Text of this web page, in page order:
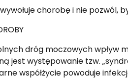
chorobę i nie pozwól,
dróg moczowych wpływ
jest występowanie tzw.
współżycie powoduje